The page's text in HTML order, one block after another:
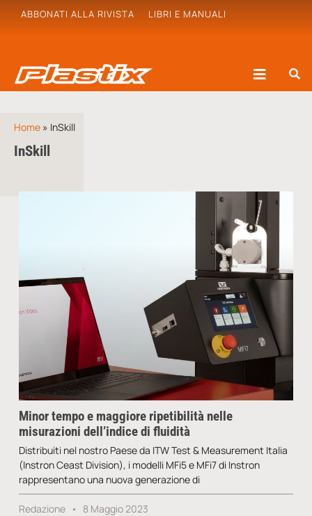
ABBONATI ALLA RIVISTA LIBRI E MANUALI
Home » InSkill
InSkill
Minor tempo e maggiore ripetibilità nelle
misurazioni dell’indice di fluidità
Distribuiti nel nostro Paese da ITW Test & Measurement Italia
(Instron Ceast Division), i modelli MFi5 e MFi7 di Instron
rappresentano una nuova generazione di
Redazione 8 Maggio 2023